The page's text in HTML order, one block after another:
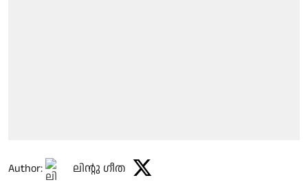
Author: ലിൻ്റു ഗീത